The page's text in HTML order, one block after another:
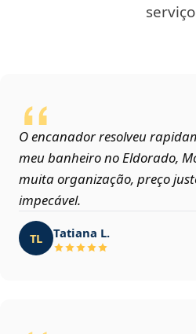
O encanador resolveu
meu banheiro no Eldorado,
muita organização, preço
impecável.
TL Tatiana L.